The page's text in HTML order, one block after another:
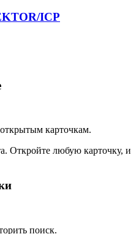
ICP
карточкам.
Откройте любую карточку, и
поиск.